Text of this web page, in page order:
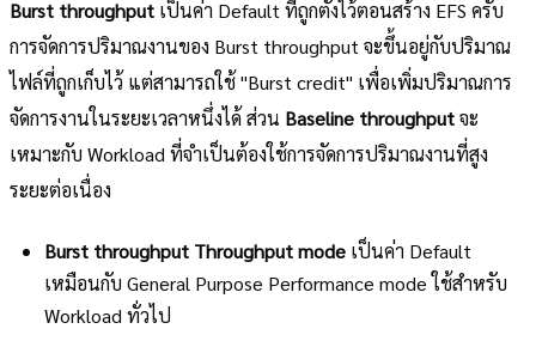
Burst throughput เป็นค่า Default ที่ถูกตั้งไว้ตอนสร้าง EFS ครับ
การจัดการปริมาณงานของ Burst throughput จะขึ้นอยู่กับปริมาณ
ไฟล์ที่ถูกเก็บไว้ แต่สามารถใช้ "Burst credit" เพื่อเพิ่มปริมาณการ
จัดการงานในระยะเวลาหนึ่งได้ ส่วน Baseline throughputจะ
เหมาะกับ Workload ที่จำเป็นต้องใช้การจัดการปริมาณงานที่สูง
ระยะต่อเนื่อง
Burst throughput Throughput modeเป็นค่า Default
เหมือนกับ General Purpose Performance mode ใช้สำหรับ
Workload ทั่วไป